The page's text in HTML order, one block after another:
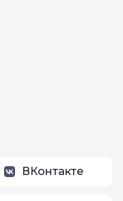
ВКонтакте